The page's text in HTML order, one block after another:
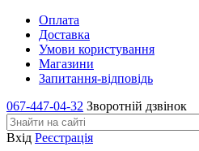
Оплата
Доставка
Умови користування
Магазини
Запитання-відповідь
067-447-04-32 Зворотній дзвінок
Вхід Реєстрація